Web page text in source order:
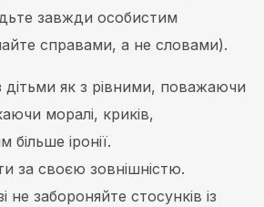
завжди особистим
справами, а не словами).
як з рівними, поважаючи
моралі, криків,
більше іронії.
за своєю зовнішністю.
забороняйте стосунків із